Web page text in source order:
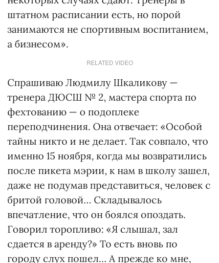
штатном расписании есть, но порой
занимаются не спортивным воспитанием,
а бизнесом».
RELATED VIDEO
Спрашиваю Людмилу Шкаликову —
тренера ДЮСШ № 2, мастера спорта по
фехтованию — о подоплеке
переподчинения. Она отвечает: «Особой
тайны никто и не делает. Так совпало, что
именно 15 ноября, когда мы возвратились
после пикета мэрии, к нам в школу зашел,
даже не подумав представиться, человек с
бритой головой… Складывалось
впечатление, что он боялся опоздать.
Говорил торопливо: «Я слышал, зал
сдается в аренду?» То есть вновь по
городу слух пошел… А прежде ко мне,